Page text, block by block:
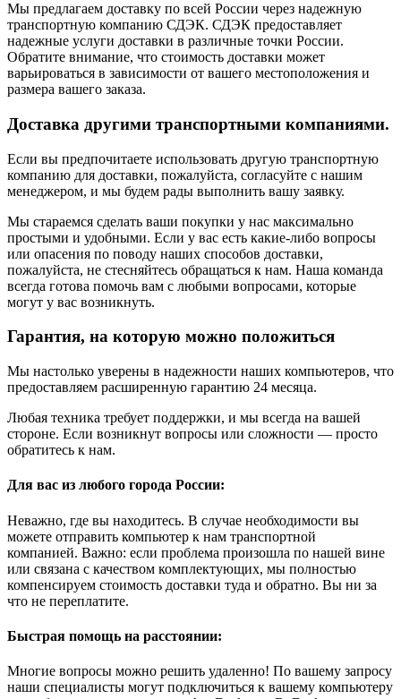
Мы предлагаем доставку по всей России через надежную
транспортную компанию СДЭК. СДЭК предоставляет
надежные услуги доставки в различные точки России.
Обратите внимание, что стоимость доставки может
варьироваться в зависимости от вашего местоположения и
размера вашего заказа.
Доставка другими транспортными компаниями.
Если вы предпочитаете использовать другую транспортную
компанию для доставки, пожалуйста, согласуйте с нашим
менеджером, и мы будем рады выполнить вашу заявку.
Мы стараемся сделать ваши покупки у нас максимально
простыми и удобными. Если у вас есть какие-либо вопросы
или опасения по поводу наших способов доставки,
пожалуйста, не стесняйтесь обращаться к нам. Наша команда
всегда готова помочь вам с любыми вопросами, которые
могут у вас возникнуть.
Гарантия, на которую можно положиться
Мы настолько уверены в надежности наших компьютеров, что
предоставляем расширенную гарантию 24 месяца.
Любая техника требует поддержки, и мы всегда на вашей
стороне. Если возникнут вопросы или сложности — просто
обратитесь к нам.
Для вас из любого города России:
Неважно, где вы находитесь. В случае необходимости вы
можете отправить компьютер к нам транспортной
компанией. Важно: если проблема произошла по нашей вине
или связана с качеством комплектующих, мы полностью
компенсируем стоимость доставки туда и обратно. Вы ни за
что не переплатите.
Быстрая помощь на расстоянии:
Многие вопросы можно решить удаленно! По вашему запросу
наши специалисты могут подключиться к вашему компьютеру